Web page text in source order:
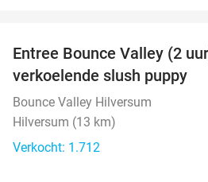
Entree Bounce Valley (2
verkoelende slush puppy
Bounce Valley Hilversum
Hilversum (13 km)
Verkocht: 1.712